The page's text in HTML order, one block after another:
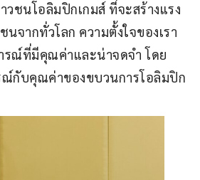
วชนโอลิมปิกเกมส์ ที่จะสร้างแรง
จากทั่วโลก ความตั้งใจของเรา
รณ์ที่มีคุณค่าและน่าจดจำ โดย
กับคุณค่าของขบวนการโอลิมปิก